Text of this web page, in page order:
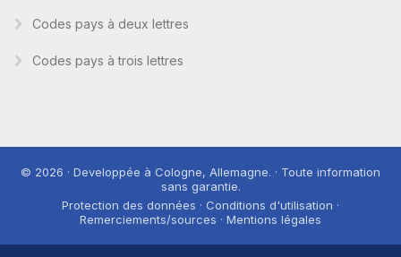
Codes pays à deux lettres
Codes pays à trois lettres
© 2026 · Developpée à Cologne, Allemagne. · Toute information
sans garantie.
Protection des données · Conditions d'utilisation ·
Remerciements/sources · Mentions légales